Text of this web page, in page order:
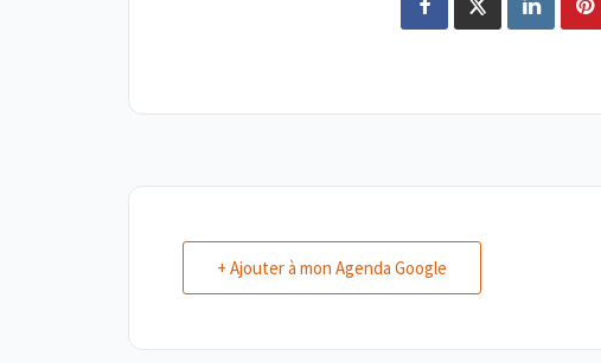
+ Ajouter à mon Agenda Google